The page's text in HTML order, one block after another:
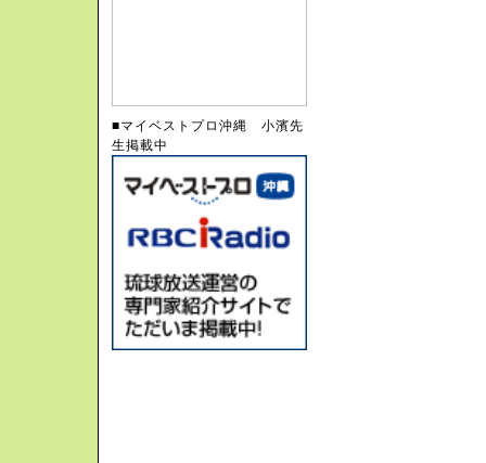
■マイベストプロ沖縄 小濱先
生掲載中